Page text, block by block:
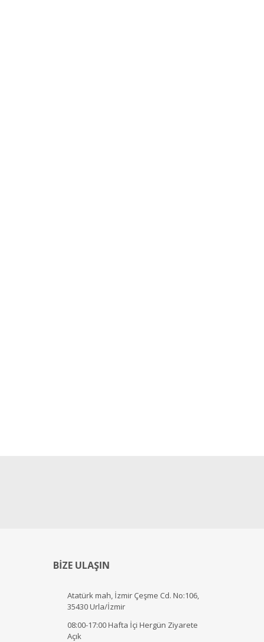
BİZE ULAŞIN
Atatürk mah, İzmir Çeşme Cd. No:106,
35430 Urla/İzmir
08:00-17:00 Hafta İçi Hergün Ziyarete
Açık